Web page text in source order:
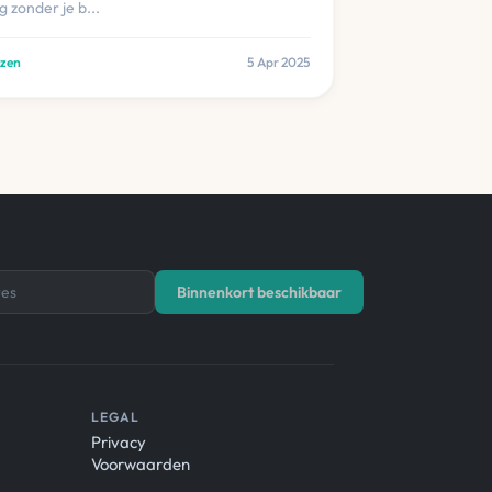
zonder je b...
5 Apr 2025
Binnenkort beschikbaar
LEGAL
Privacy
Voorwaarden